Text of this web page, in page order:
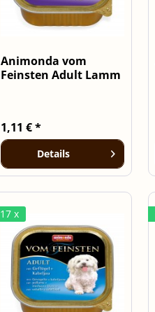
Animonda vom
Feinsten Adult Lamm
1,11 € *
Details
17 x